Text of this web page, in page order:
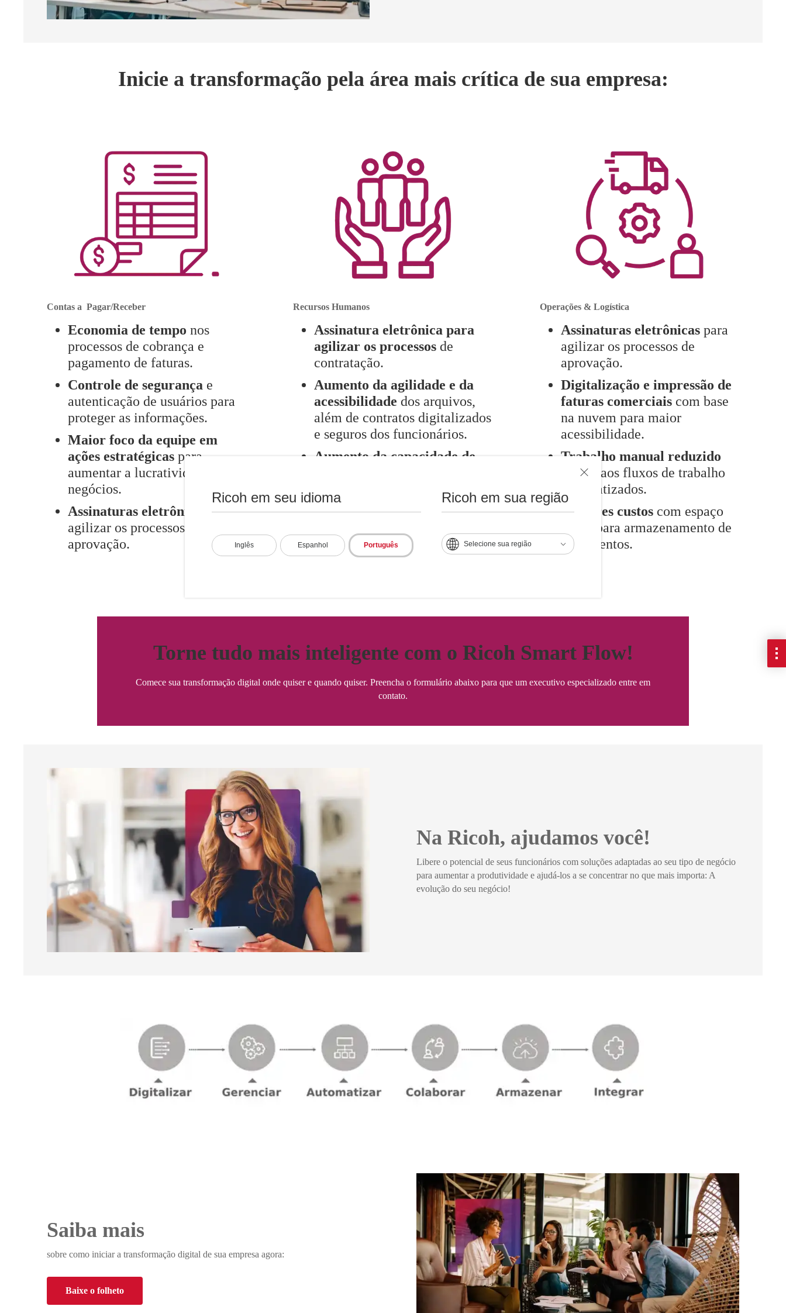
Ricoh em seu idioma
Inglês Espanhol Português
Ricoh em sua região
Selecione sua região
Inicie a transformação pela área mais crítica de sua empresa:
Contas a Pagar/Receber
Economia de tempo nos
processos de cobrança e
pagamento de faturas.
Controle de segurança e
autenticação de usuários para
proteger as informações.
Maior foco da equipe em
ações estratégicas para
aumentar a lucratividade dos
negócios.
Assinaturas eletrônicas
para
agilizar os processos de
aprovação.
Recursos Humanos
Assinatura eletrônica para
agilizar os processos de
contratação.
Aumento da agilidade e da
acessibilidade dos arquivos,
além de contratos digitalizados
e seguros dos funcionários.
Aumento da capacidade de
Maior produtividade com o
inteligentes, eficientes e
seguras.
Operações & Logística
Assinaturas eletrônicaspara
agilizar os processos de
aprovação.
Digitalização e impressão de
faturas comerciaiscom base
na nuvem para maior
acessibilidade.
Trabalho manual reduzido
graças aos fluxos de trabalho
automatizados.
Menores custos com espaço
físico para armazenamento de
documentos.
Torne tudo mais inteligente com o Ricoh Smart Flow!
Comece sua transformação digital onde quiser e quando quiser. Preencha o formulário abaixo para que um executivo especializado entre em
contato.
Na Ricoh, ajudamos você!
Libere o potencial de seus funcionários com soluções adaptadas ao seu tipo de negócio
para aumentar a produtividade e ajudá-los a se concentrar no que mais importa: A
evolução do seu negócio!
Saiba mais
sobre como iniciar a transformação digital de sua empresa agora:
Baixe o folheto